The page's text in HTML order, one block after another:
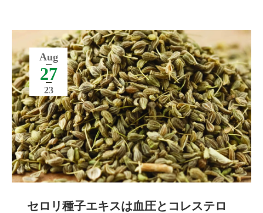
Aug
27
23
セロリ種子エキスは血圧とコレステロ